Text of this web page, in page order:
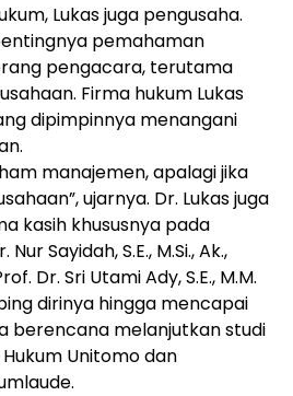
Lukas juga pengusaha.
pemahaman
pengacara, terutama
Firma hukum Lukas
dipimpinnya menangani
manajemen, apalagi jika
ujarnya. Dr. Lukas juga
kasih khususnya pada
Sayidah, S.E., M.Si., Ak.,
Dr. Sri Utami Ady, S.E., M.M.
dirinya hingga mencapai
berencana melanjutkan studi
Unitomo dan